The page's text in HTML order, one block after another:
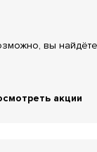
вы
акции